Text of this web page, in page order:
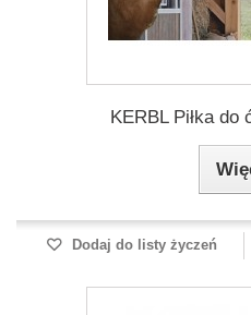
KERBL Piłka do
Dodaj do listy życzeń